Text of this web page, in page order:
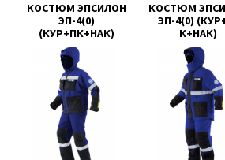
КОСТЮМ ЭПСИЛОН
ЭП-4(0)
(КУР+ПК+НАК)
КОСТЮМ
ЭП-4(0)
К+НАК)